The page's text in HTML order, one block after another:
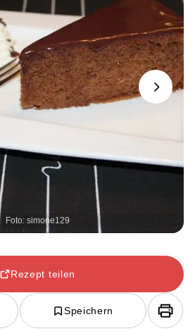
Foto: simone129
Next
Rezept teilen
Speichern